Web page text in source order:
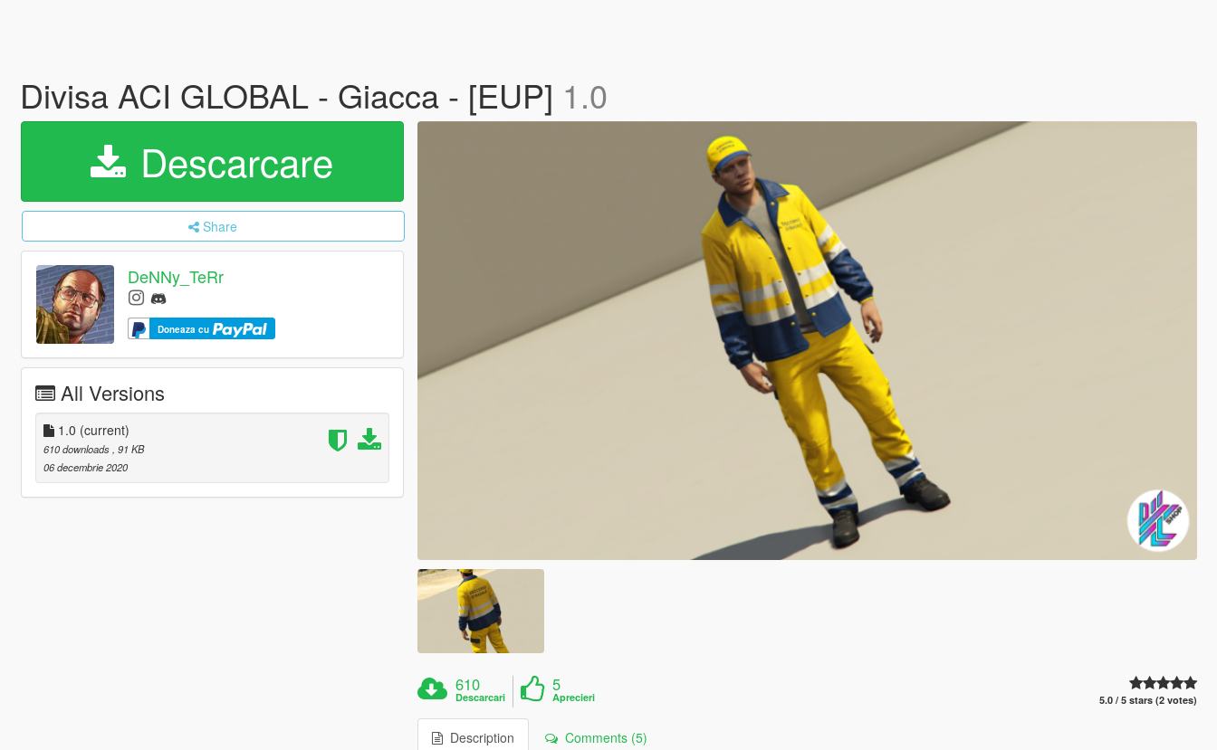
Divisa ACI GLOBAL - Giacca - [EUP] 1.0
Descarcare
Share
DeNNy_TeRr
Doneaza cu
All Versions
1.0 (current)
610 downloads , 91 KB
06 decembrie 2020
610
Descarcari
5
Aprecieri 5.0 / 5 stars (2 votes)
Description Comments (5)